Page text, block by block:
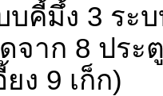
คี้มึ้ง 3 ระบ
าก 8 ประ
ง 9 เก็ก)